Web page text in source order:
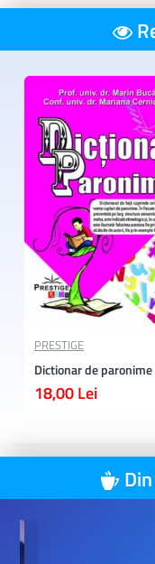
PRESTIGE
Dictionar de paronime
18,00 Lei